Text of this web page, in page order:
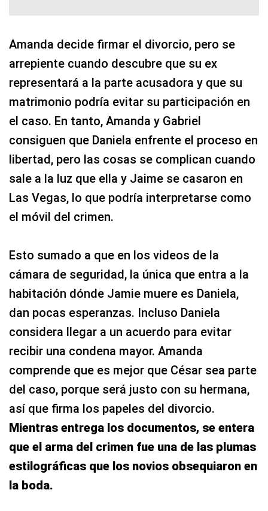
Amanda decide firmar el divorcio, pero se
arrepiente cuando descubre que su ex
representará a la parte acusadora y que su
matrimonio podría evitar su participación en
el caso. En tanto, Amanda y Gabriel
consiguen que Daniela enfrente el proceso en
libertad, pero las cosas se complican cuando
sale a la luz que ella y Jaime se casaron en
Las Vegas, lo que podría interpretarse como
el móvil del crimen.
Esto sumado a que en los videos de la
cámara de seguridad, la única que entra a la
habitación dónde Jamie muere es Daniela,
dan pocas esperanzas. Incluso Daniela
considera llegar a un acuerdo para evitar
recibir una condena mayor. Amanda
comprende que es mejor que César sea parte
del caso, porque será justo con su hermana,
así que firma los papeles del divorcio.
Mientras entrega los documentos, se entera
que el arma del crimen fue una de las plumas
estilográficas que los novios obsequiaron en
la boda.